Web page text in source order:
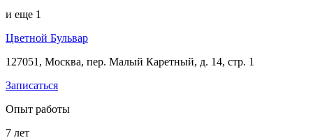
и еще 1
Цветной Бульвар
127051, Москва, пер. Малый Каретный, д. 14, стр. 1
Записаться
Опыт работы
7 лет